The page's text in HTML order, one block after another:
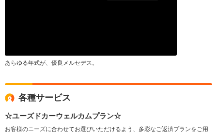
あらゆる年式が、優良メルセデス。
各種サービス
☆ユーズドカーウェルカムプラン☆
お客様のニーズに合わせてお選びいただけるよう、多彩なご返済プランをご用